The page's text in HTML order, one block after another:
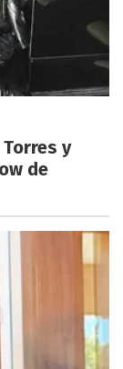
y
de